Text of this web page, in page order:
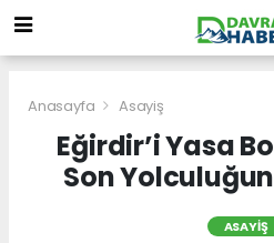
Anasayfa Asayiş
Eğirdir’i Yasa
Son
ASAYIŞ